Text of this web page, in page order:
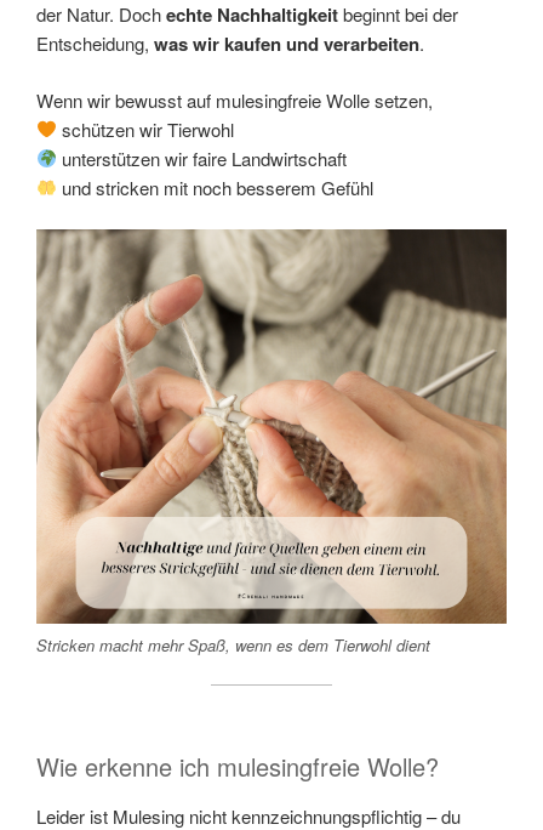
der Natur. Dochechte Nachhaltigkeitbeginnt bei der
Entscheidung, was wir kaufen und verarbeiten.
Wenn wir bewusst auf mulesingfreie Wolle setzen,
schützen wir Tierwohl
unterstützen wir faire Landwirtschaft
und stricken mit noch besserem Gefühl
Stricken macht mehr Spaß, wenn es dem Tierwohl dient
Wie erkenne ich mulesingfreie Wolle?
Leider ist Mulesing nicht kennzeichnungspflichtig – du